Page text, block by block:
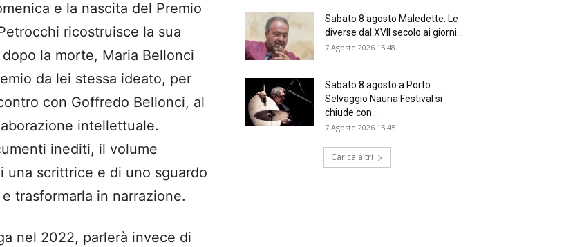
e la nascita del Premio
ricostruisce la sua
la morte, Maria Bellonci
da lei stessa ideato, per
con Goffredo Bellonci, al
intellettuale.
inediti, il volume
una scrittrice e di uno sguardo
trasformarla in narrazione.
nel 2022, parlerà invece di
Sabato 8 agosto Maledette. Le
diverse dal XVII secolo ai giorni...
7 Agosto 2026 15:48
Sabato 8 agosto a Porto
Selvaggio Nauna Festival si
chiude con...
7 Agosto 2026 15:45
Carica altri